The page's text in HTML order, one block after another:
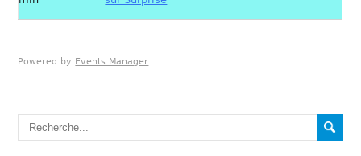
Powered by Events Manager